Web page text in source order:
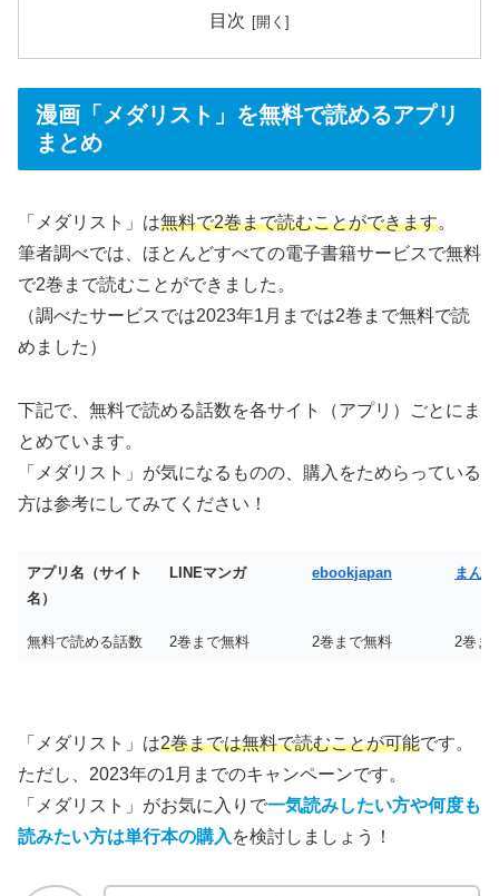
目次
漫画「メダリスト」を無料で読めるアプリ
まとめ
「メダリスト」は無料で2巻まで読むことができます。
筆者調べでは、ほとんどすべての電子書籍サービスで無料
で2巻まで読むことができました。
（調べたサービスでは2023年1月までは2巻まで無料で読
めました）
下記で、無料で読める話数を各サイト（アプリ）ごとにま
とめています。
「メダリスト」が気になるものの、購入をためらっている
方は参考にしてみてください！
アプリ名（サイト
名）
LINEマンガ ebookjapan まん
無料で読める話数 2巻まで無料 2巻まで無料 2巻ま
「メダリスト」は2巻までは無料で読むことが可能です。
ただし、2023年の1月までのキャンペーンです。
「メダリスト」がお気に入りで一気読みしたい方や何度も
読みたい方は単行本の購入 を検討しましょう！